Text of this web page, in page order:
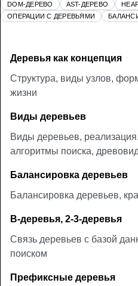
DOM-ДЕРЕВО
AST-ДЕРЕВО
ОПЕРАЦИИ С ДЕРЕВЬЯМИ
Деревья как концепция
Структура, виды узлов,
жизни
Виды деревьев
Виды деревьев,
алгоритмы поиска,
Балансировка деревьев
Балансировка деревьев,
B-деревья, 2-3-деревья
Связь деревьев с базой
поиском
Префиксные деревья